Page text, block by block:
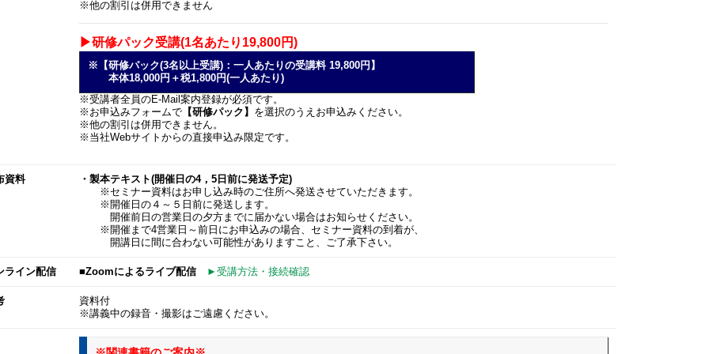
※他の割引は併用できません
▶研修パック受講(1名あたり19,800円)
※【研修パック(3名以上受講)：一人あたりの受講料 19,800円】
本体18,000円＋税1,800円(一人あたり)
※受講者全員のE-Mail案内登録が必須です。
※お申込みフォームで【研修パック】
を選択のうえお申込みください。
※他の割引は併用できません。
※当社Webサイトからの直接申込み限定です。
資料
・製本テキスト(開催日の4，5日前に発送予定)
※セミナー資料はお申し込み時のご住所へ発送させていただきます。
※開催日の４～５日前に発送します。
開催前日の営業日の夕方までに届かない場合はお知らせください。
※開催まで4営業日～前日にお申込みの場合、セミナー資料の到着が、
開講日に間に合わない可能性がありますこと、ご了承下さい。
ライン配信 ■Zoomによるライブ配信 ►受講方法・接続確認
資料付
※講義中の録音・撮影はご遠慮ください。